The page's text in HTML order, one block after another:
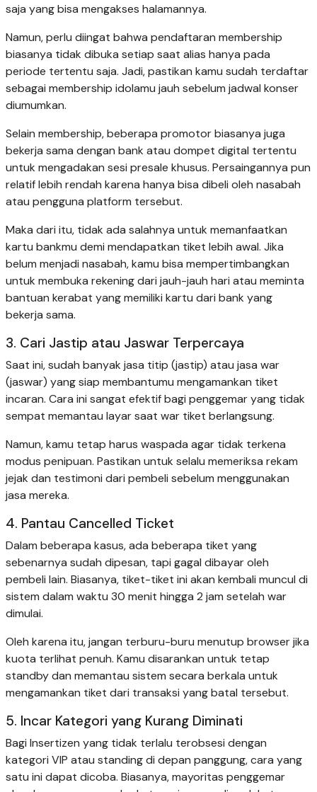
saja yang bisa mengakses halamannya.
Namun, perlu diingat bahwa pendaftaran membership
biasanya tidak dibuka setiap saat alias hanya pada
periode tertentu saja. Jadi, pastikan kamu sudah terdaftar
sebagai membership idolamu jauh sebelum jadwal konser
diumumkan.
Selain membership, beberapa promotor biasanya juga
bekerja sama dengan bank atau dompet digital tertentu
untuk mengadakan sesi presale khusus. Persaingannya pun
relatif lebih rendah karena hanya bisa dibeli oleh nasabah
atau pengguna platform tersebut.
Maka dari itu, tidak ada salahnya untuk memanfaatkan
kartu bankmu demi mendapatkan tiket lebih awal. Jika
belum menjadi nasabah, kamu bisa mempertimbangkan
untuk membuka rekening dari jauh-jauh hari atau meminta
bantuan kerabat yang memiliki kartu dari bank yang
bekerja sama.
3. Cari Jastip atau Jaswar Terpercaya
Saat ini, sudah banyak jasa titip (jastip) atau jasa war
(jaswar) yang siap membantumu mengamankan tiket
incaran. Cara ini sangat efektif bagi penggemar yang tidak
sempat memantau layar saat war tiket berlangsung.
Namun, kamu tetap harus waspada agar tidak terkena
modus penipuan. Pastikan untuk selalu memeriksa rekam
jejak dan testimoni dari pembeli sebelum menggunakan
jasa mereka.
4. Pantau Cancelled Ticket
Dalam beberapa kasus, ada beberapa tiket yang
sebenarnya sudah dipesan, tapi gagal dibayar oleh
pembeli lain. Biasanya, tiket-tiket ini akan kembali muncul di
sistem dalam waktu 30 menit hingga 2 jam setelah war
dimulai.
Oleh karena itu, jangan terburu-buru menutup browser jika
kuota terlihat penuh. Kamu disarankan untuk tetap
standby dan memantau sistem secara berkala untuk
mengamankan tiket dari transaksi yang batal tersebut.
5. Incar Kategori yang Kurang Diminati
Bagi Insertizen yang tidak terlalu terobsesi dengan
kategori VIP atau standing di depan panggung, cara yang
satu ini dapat dicoba. Biasanya, mayoritas penggemar